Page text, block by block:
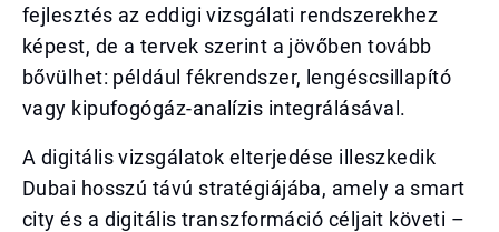
fejlesztés az eddigi vizsgálati rendszerekhez
képest, de a tervek szerint a jövőben tovább
bővülhet: például fékrendszer, lengéscsillapító
vagy kipufogógáz-analízis integrálásával.
A digitális vizsgálatok elterjedése illeszkedik
Dubai hosszú távú stratégiájába, amely a smart
city és a digitális transzformáció céljait követi –